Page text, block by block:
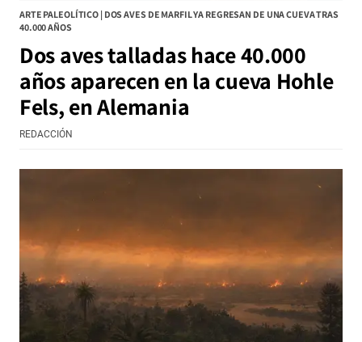
ARTE PALEOLÍTICO | DOS AVES DE MARFIL YA REGRESAN DE UNA CUEVA TRAS
40.000 AÑOS
Dos aves talladas hace 40.000
años aparecen en la cueva Hohle
Fels, en Alemania
REDACCIÓN